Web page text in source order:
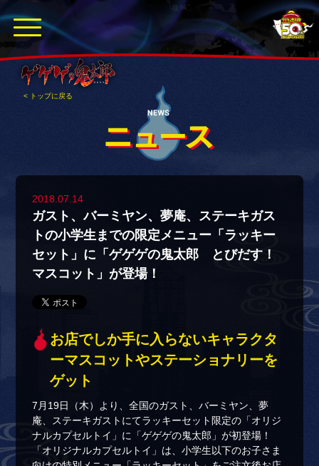
< トップに戻る
2018.07.14
ガスト、バーミヤン、夢庵、ステーキガス
トの小学生までの限定メニュー「ラッキー
セット」に「ゲゲゲの鬼太郎 とびだす！
マスコット」が登場！
お店でしか手に入らないキャラクタ
ーマスコットやステーショナリーを
ゲット
7月19日（木）より、全国のガスト、バーミヤン、夢
庵、ステーキガストにてラッキーセット限定の「オリジ
ナルカプセルトイ」に「ゲゲゲの鬼太郎」が初登場！
「オリジナルカプセルトイ」は、小学生以下のお子さま